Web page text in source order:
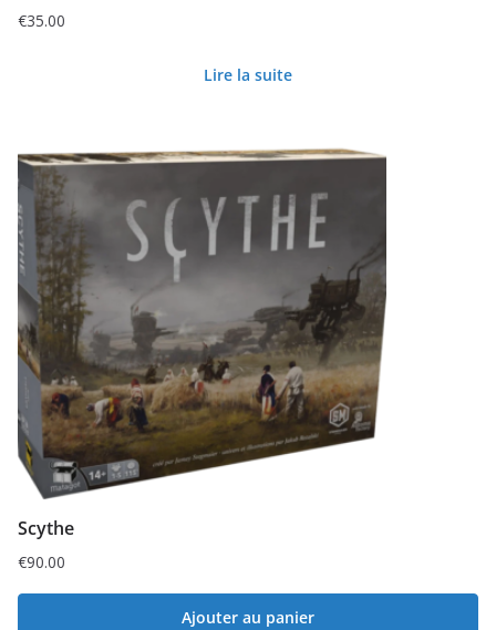
€35.00
Lire la suite
Scythe
€90.00
Ajouter au panier